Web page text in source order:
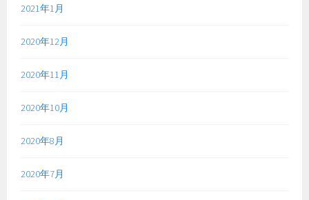
2021年1月
2020年12月
2020年11月
2020年10月
2020年8月
2020年7月